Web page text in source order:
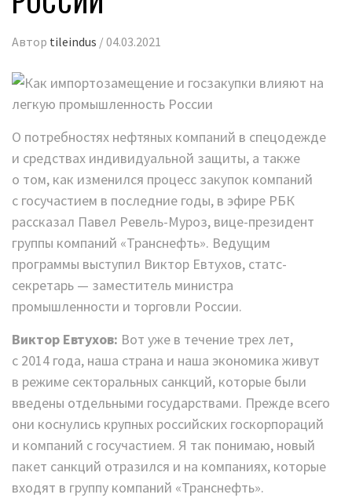
Автор tileindus /04.03.2021
О потребностях нефтяных компаний в спецодежде
и средствах индивидуальной защиты, а также
о том, как изменился процесс закупок компаний
с госучастием в последние годы, в эфире РБК
рассказал Павел Ревель-Муроз, вице-президент
группы компаний «Транснефть». Ведущим
программы выступил Виктор Евтухов, статс-
секретарь — заместитель министра
промышленности и торговли России.
Виктор Евтухов: Вот уже в течение трех лет,
с 2014 года, наша страна и наша экономика живут
в режиме секторальных санкций, которые были
введены отдельными государствами. Прежде всего
они коснулись крупных российских госкорпораций
и компаний с госучастием. Я так понимаю, новый
пакет санкций отразился и на компаниях, которые
входят в группу компаний «Транснефть».